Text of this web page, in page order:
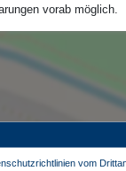
vorab möglich.
vom